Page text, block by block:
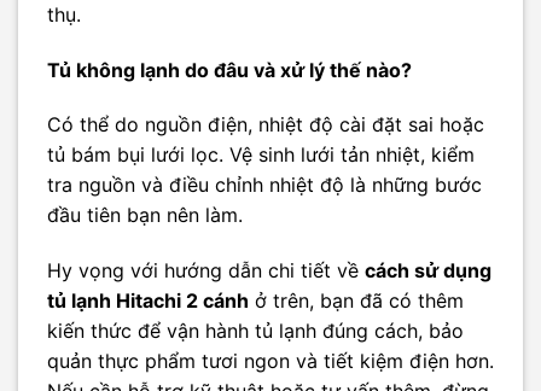
thụ.
Tủ không lạnh do đâu và xử lý thế nào?
Có thể do nguồn điện, nhiệt độ cài đặt sai hoặc
tủ bám bụi lưới lọc. Vệ sinh lưới tản nhiệt, kiểm
tra nguồn và điều chỉnh nhiệt độ là những bước
đầu tiên bạn nên làm.
Hy vọng với hướng dẫn chi tiết về cách sử dụng
tủ lạnh Hitachi 2 cánh ở trên, bạn đã có thêm
kiến thức để vận hành tủ lạnh đúng cách, bảo
quản thực phẩm tươi ngon và tiết kiệm điện hơn.